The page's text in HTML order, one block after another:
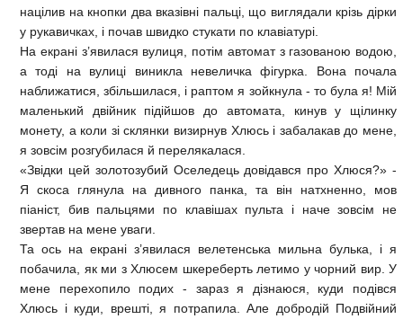
націлив на кнопки два вказівні пальці, що виглядали крізь дірки
у рукавичках, і почав швидко стукати по клавіатурі.
На екрані з’явилася вулиця, потім автомат з газованою водою,
а тоді на вулиці виникла невеличка фігурка. Вона почала
наближатися, збільшилася, і раптом я зойкнула - то була я! Мій
маленький двійник підійшов до автомата, кинув у щілинку
монету, а коли зі склянки визирнув Хлюсь і забалакав до мене,
я зовсім розгубилася й перелякалася.
«Звідки цей золотозубий Оселедець довідався про Хлюся?» -
Я скоса глянула на дивного панка, та він натхненно, мов
піаніст, бив пальцями по клавішах пульта і наче зовсім не
звертав на мене уваги.
Та ось на екрані з’явилася велетенська мильна булька, і я
побачила, як ми з Хлюсем шкереберть летимо у чорний вир. У
мене перехопило подих - зараз я дізнаюся, куди подівся
Хлюсь і куди, врешті, я потрапила. Але добродій Подвійний